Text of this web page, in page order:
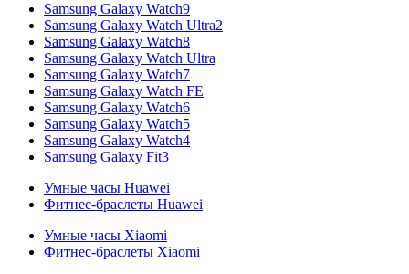
Samsung Galaxy Watch9
Samsung Galaxy Watch Ultra2
Samsung Galaxy Watch8
Samsung Galaxy Watch Ultra
Samsung Galaxy Watch7
Samsung Galaxy Watch FE
Samsung Galaxy Watch6
Samsung Galaxy Watch5
Samsung Galaxy Watch4
Samsung Galaxy Fit3
Умные часы Huawei
Фитнес-браслеты Huawei
Умные часы Xiaomi
Фитнес-браслеты Xiaomi